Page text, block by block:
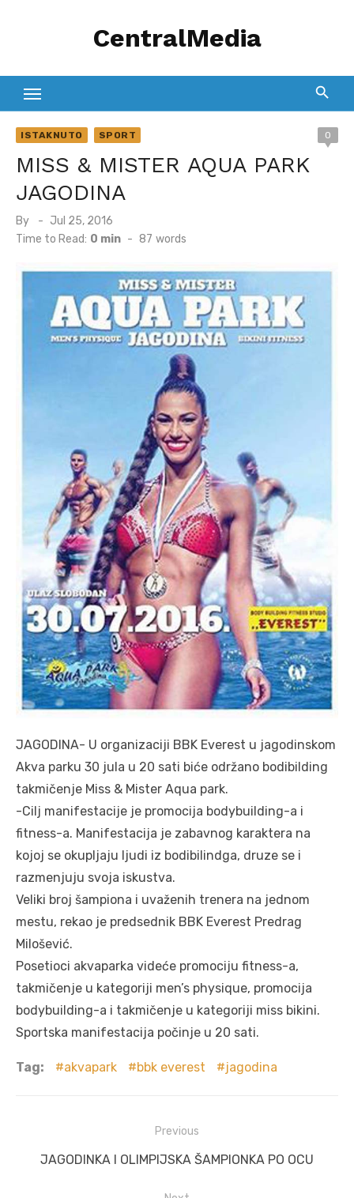
CentralMedia
ISTAKNUTO SPORT 0
MISS & MISTER AQUA PARK
JAGODINA
By
Posted
on
Jul 25, 2016
Time to Read: 0 min - 87 words
JAGODINA- U organizaciji BBK Everest u jagodinskom
Akva parku 30 jula u 20 sati biće održano bodibilding
takmičenje Miss & Mister Aqua park.
-Cilj manifestacije je promocija bodybuilding-a i
fitness-a. Manifestacija je zabavnog karaktera na
kojoj se okupljaju ljudi iz bodibilindga, druze se i
razmenjuju svoja iskustva.
Veliki broj šampiona i uvaženih trenera na jednom
mestu, rekao je predsednik BBK Everest Predrag
Milošević.
Posetioci akvaparka videće promociju fitness-a,
takmičenje u kategoriji men’s physique, promocija
bodybuilding-a i takmičenje u kategoriji miss bikini.
Sportska manifestacija počinje u 20 sati.
Tag: akvapark bbk everest jagodina
navigation
Previous
Previous
JAGODINKA I OLIMPIJSKA ŠAMPIONKA PO OCU